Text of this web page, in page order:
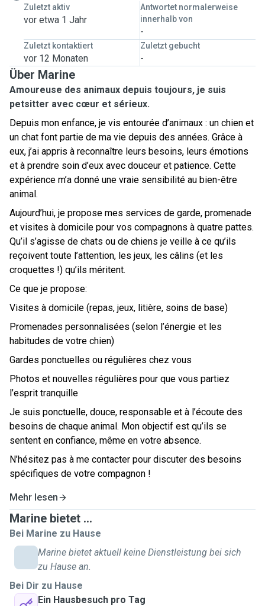
Zuletzt aktiv
vor etwa 1 Jahr
Antwortet normalerweise
innerhalb von
-
Zuletzt kontaktiert
vor 12 Monaten
Zuletzt gebucht
-
Über Marine
Amoureuse des animaux depuis toujours, je suis
petsitter avec cœur et sérieux.
Depuis mon enfance, je vis entourée d’animaux : un chien et
un chat font partie de ma vie depuis des années. Grâce à
eux, j’ai appris à reconnaître leurs besoins, leurs émotions
et à prendre soin d’eux avec douceur et patience. Cette
expérience m’a donné une vraie sensibilité au bien-être
animal.
Aujourd’hui, je propose mes services de garde, promenade
et visites à domicile pour vos compagnons à quatre pattes.
Qu’il s’agisse de chats ou de chiens je veille à ce qu’ils
reçoivent toute l’attention, les jeux, les câlins (et les
croquettes !) qu’ils méritent.
Ce que je propose:
Visites à domicile (repas, jeux, litière, soins de base)
Promenades personnalisées (selon l’énergie et les
habitudes de votre chien)
Gardes ponctuelles ou régulières chez vous
Photos et nouvelles régulières pour que vous partiez
l’esprit tranquille
Je suis ponctuelle, douce, responsable et à l’écoute des
besoins de chaque animal. Mon objectif est qu’ils se
sentent en confiance, même en votre absence.
N’hésitez pas à me contacter pour discuter des besoins
spécifiques de votre compagnon !
Mehr lesen
Marine bietet ...
Bei Marine zu Hause
Marine bietet aktuell keine Dienstleistung bei sich
zu Hause an.
Bei Dir zu Hause
Ein Hausbesuch pro Tag